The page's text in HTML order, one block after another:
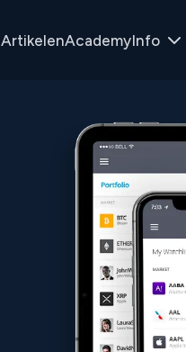
ArtikelenAcademyInfo